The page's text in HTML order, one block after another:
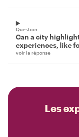
Question
Can a city
experiences, like
voir la réponse
Les